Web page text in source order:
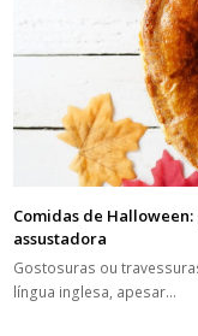
Comidas de
assustadora
Gostosuras ou
língua inglesa, apesar…